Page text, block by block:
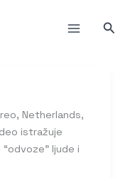
Netherlands,
istražuje
ljude i